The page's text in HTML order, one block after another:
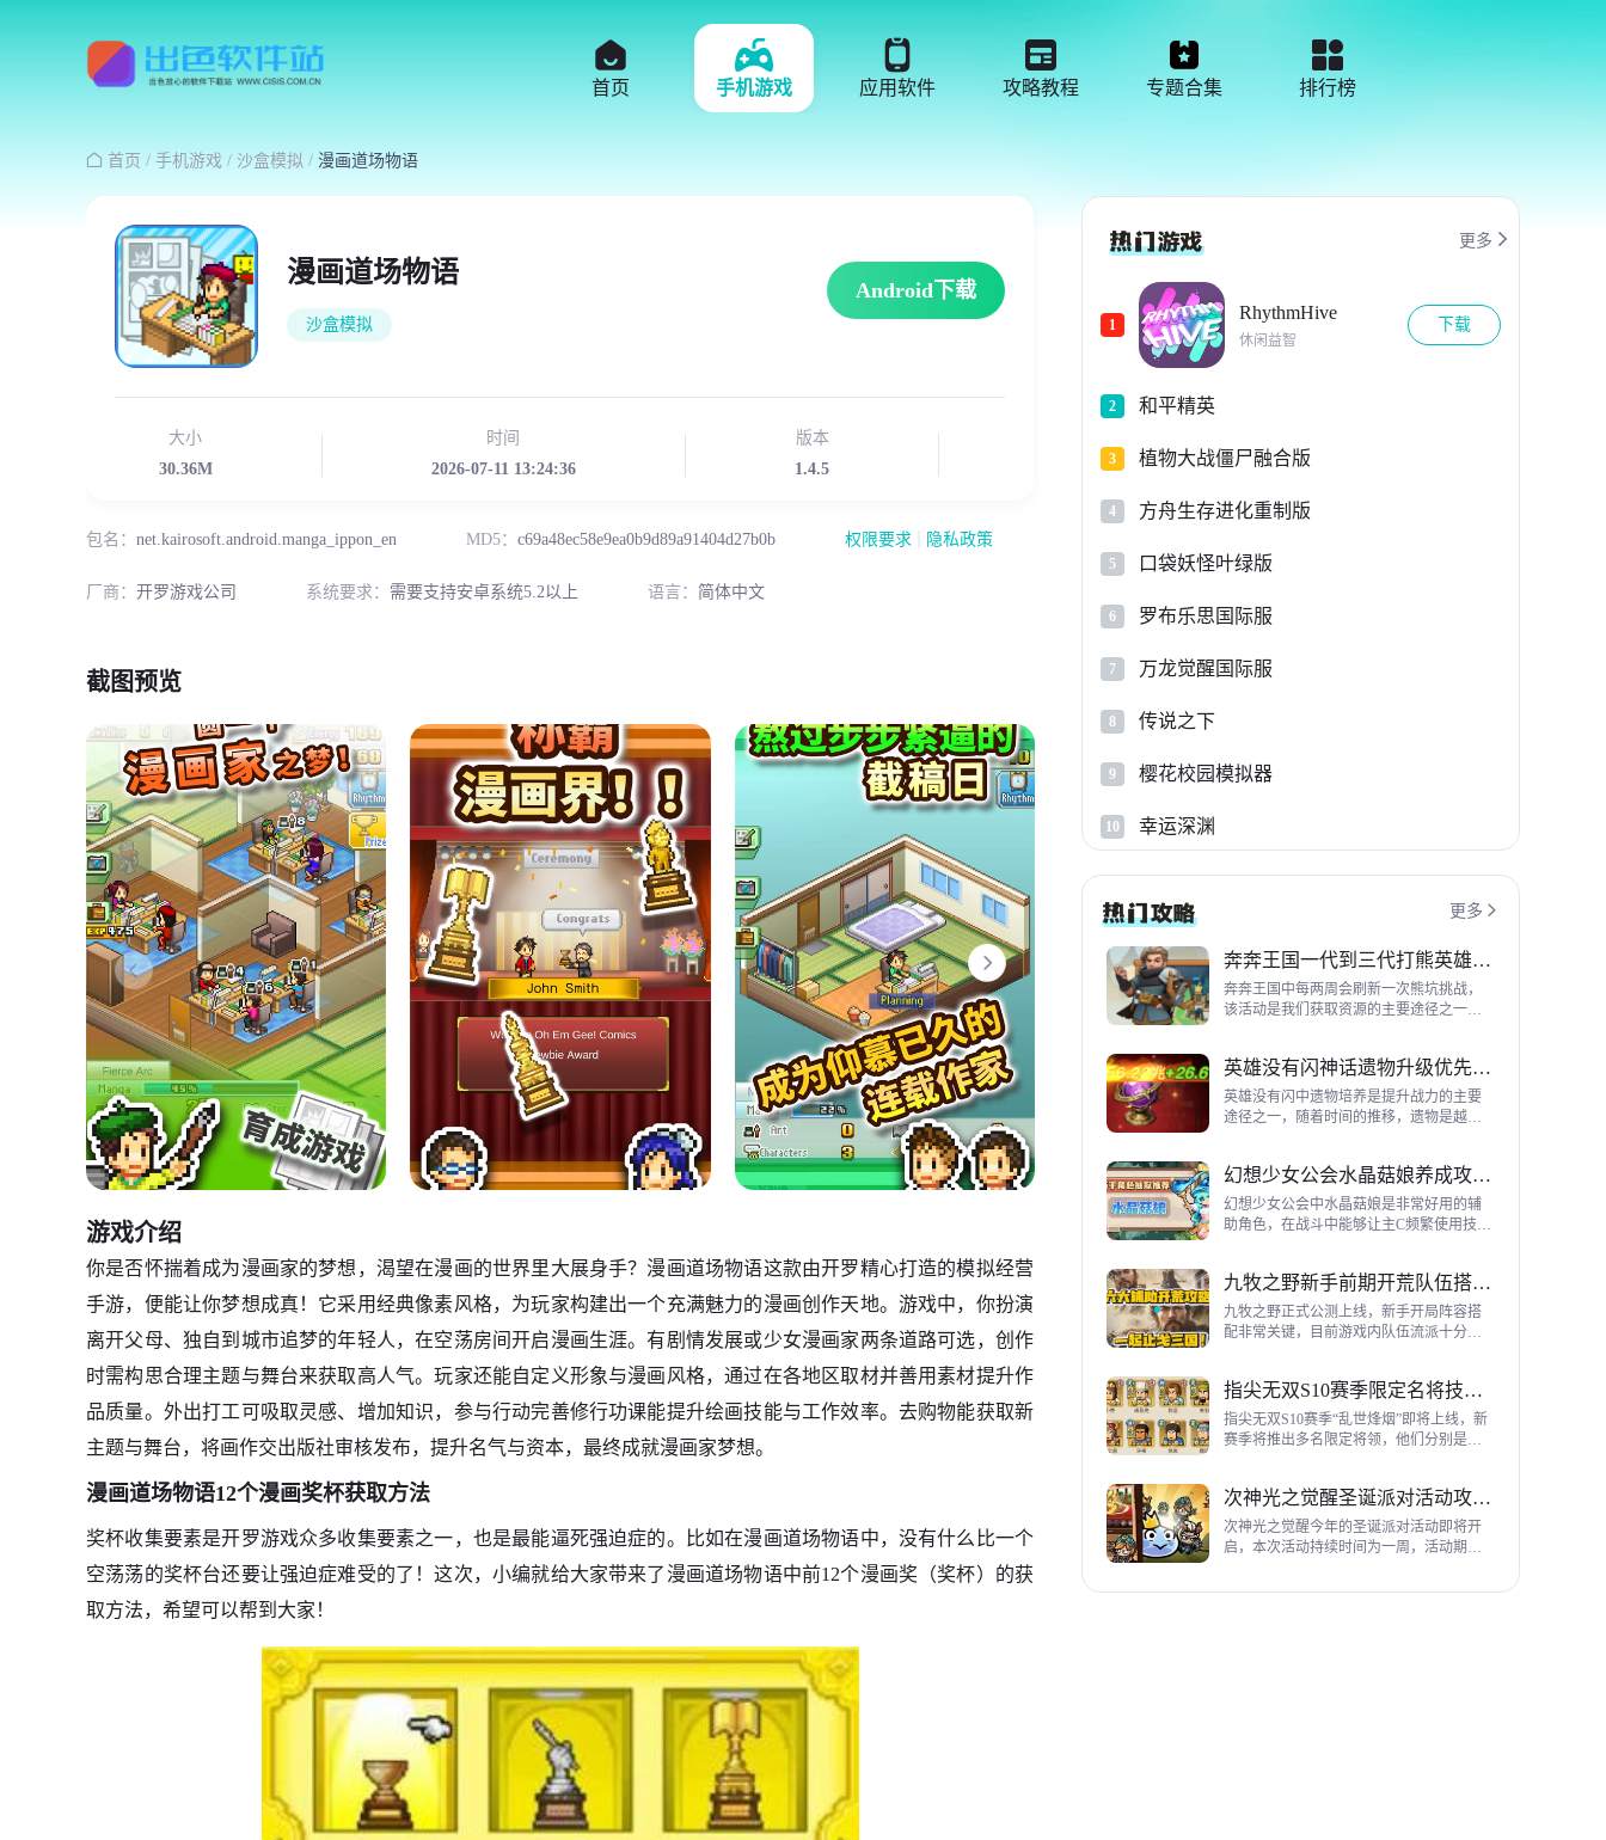
首页 手机游戏 应用软件 攻略教程 专题合集 排行榜
 首页 / 手机游戏 / 沙盒模拟 / 漫画道场物语
漫画道场物语
沙盒模拟
Android下载
大小
30.36M
时间
2026-07-11 13:24:36
版本
1.4.5
包名： net.kairosoft.android.manga_ippon_en MD5： c69a48ec58e9ea0b9d89a91404d27b0b 权限要求 隐私政策
厂商： 开罗游戏公司 系统要求： 需要支持安卓系统5.2以上 语言： 简体中文
截图预览
游戏介绍
你是否怀揣着成为漫画家的梦想，渴望在漫画的世界里大展身手？漫画道场物语这款由开罗精心打造的模拟经营
手游，便能让你梦想成真！它采用经典像素风格，为玩家构建出一个充满魅力的漫画创作天地。游戏中，你扮演
离开父母、独自到城市追梦的年轻人，在空荡房间开启漫画生涯。有剧情发展或少女漫画家两条道路可选，创作
时需构思合理主题与舞台来获取高人气。玩家还能自定义形象与漫画风格，通过在各地区取材并善用素材提升作
品质量。外出打工可吸取灵感、增加知识，参与行动完善修行功课能提升绘画技能与工作效率。去购物能获取新
主题与舞台，将画作交出版社审核发布，提升名气与资本，最终成就漫画家梦想。
漫画道场物语12个漫画奖杯获取方法
奖杯收集要素是开罗游戏众多收集要素之一，也是最能逼死强迫症的。比如在漫画道场物语中，没有什么比一个
空荡荡的奖杯台还要让强迫症难受的了！这次，小编就给大家带来了漫画道场物语中前12个漫画奖（奖杯）的获
取方法，希望可以帮到大家！
更多 
1
RhythmHive
休闲益智
下载
2 和平精英
3 植物大战僵尸融合版
4 方舟生存进化重制版
5 口袋妖怪叶绿版
6 罗布乐思国际服
7 万龙觉醒国际服
8 传说之下
9 樱花校园模拟器
10 幸运深渊
更多 
奔奔王国一代到三代打熊英雄推荐
奔奔王国中每两周会刷新一次熊坑挑战，
该活动是我们获取资源的主要途径之一，
到三代打熊英雄选择建议，各位参考一
下。
英雄没有闪神话遗物升级优先级指南
英雄没有闪中遗物培养是提升战力的主要
途径之一，随着时间的推移，遗物是越来
神话遗物升级优先级建议。
幻想少女公会水晶菇娘养成攻略详解
幻想少女公会中水晶菇娘是非常好用的辅
助角色，在战斗中能够让主C频繁使用技
成全方位指南，大家来看看吧。
九牧之野新手前期开荒队伍搭配指南
九牧之野正式公测上线，新手开局阵容搭
配非常关键，目前游戏内队伍流派十分丰
前期开荒阵容搭配详细攻略。
指尖无双S10赛季限定名将技能一览
指尖无双S10赛季“乱世烽烟”即将上线，新
赛季将推出多名限定将领，他们分别是：
了解一下吧。
次神光之觉醒圣诞派对活动攻略指南
次神光之觉醒今年的圣诞派对活动即将开
启，本次活动持续时间为一周，活动期间
来提升活动等级领取对应奖励，下面为大